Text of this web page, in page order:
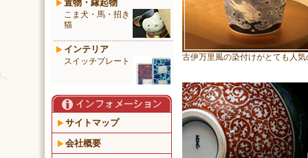
置物・縁起物
こま犬・馬・招き
猫
インテリア
スイッチプレート
サイトマップ
会社概要
古伊万里風の染付けがとても人